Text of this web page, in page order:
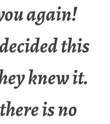
again!
this
knew it.
is no